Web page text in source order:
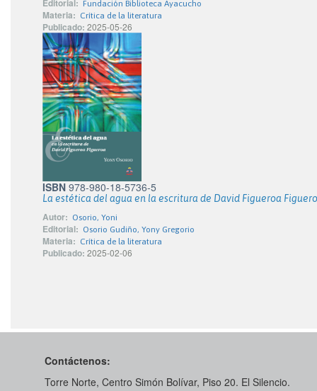
Editorial: Fundación Biblioteca Ayacucho
Materia: Crítica de la literatura
Publicado: 2025-05-26
ISBN 978-980-18-5736-5
La estética del agua en la escritura de David Figueroa
Autor: Osorio, Yoni
Editorial: Osorio Gudiño, Yony Gregorio
Materia: Crítica de la literatura
Publicado: 2025-02-06
Contáctenos:
Torre Norte, Centro Simón Bolívar, Piso 20. El Silencio.